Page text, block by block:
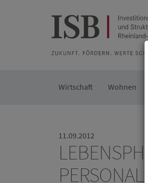
Wirtschaft Wohnen
11.09.2012